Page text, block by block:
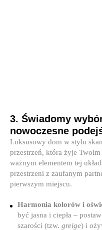
3. Świadomy
nowoczesne
Luksusowy dom w stylu
przestrzeń, która żyje
ważnym elementem tej
przestrzeni z zaufanym
pierwszym miejscu.
Harmonia kolorów i
być jasna i ciepła –
szarości (tzw. greige) i